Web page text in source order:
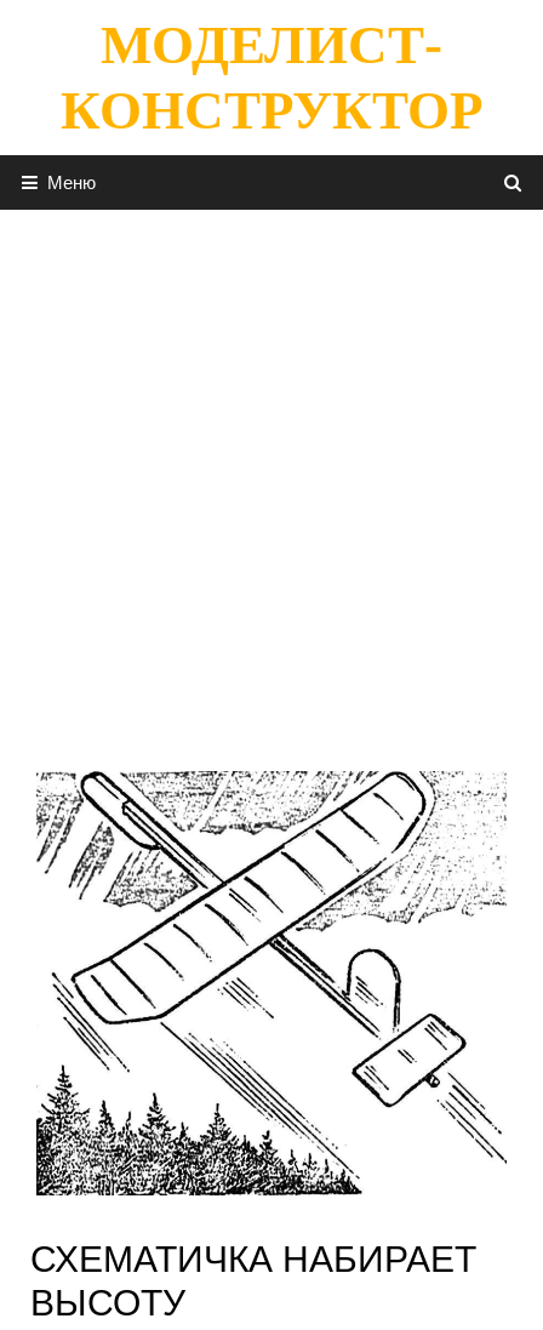
содержимомуМОДЕЛИСТ-
КОНСТРУКТОР
Меню
СХЕМАТИЧКА НАБИРАЕТ
ВЫСОТУ